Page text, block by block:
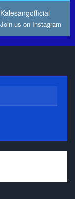
Kalesangofficial
Join us on Instagram